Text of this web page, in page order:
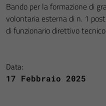
Bando per la formazione di
volontaria esterna di n. 1
di funzionario direttivo tecnico
Data:
17 Febbraio 2025